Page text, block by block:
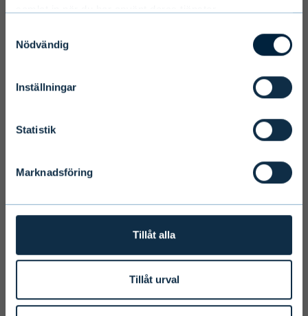
Nödvändig
Inställningar
Statistik
Marknadsföring
Tillåt alla
Tillåt urval
Select language
Terms and conditions
We ask you to take into account the
services to states outside of the EEA or
to citizens of these states may be
personally responsible for any national
I ACCEPT & ENTER